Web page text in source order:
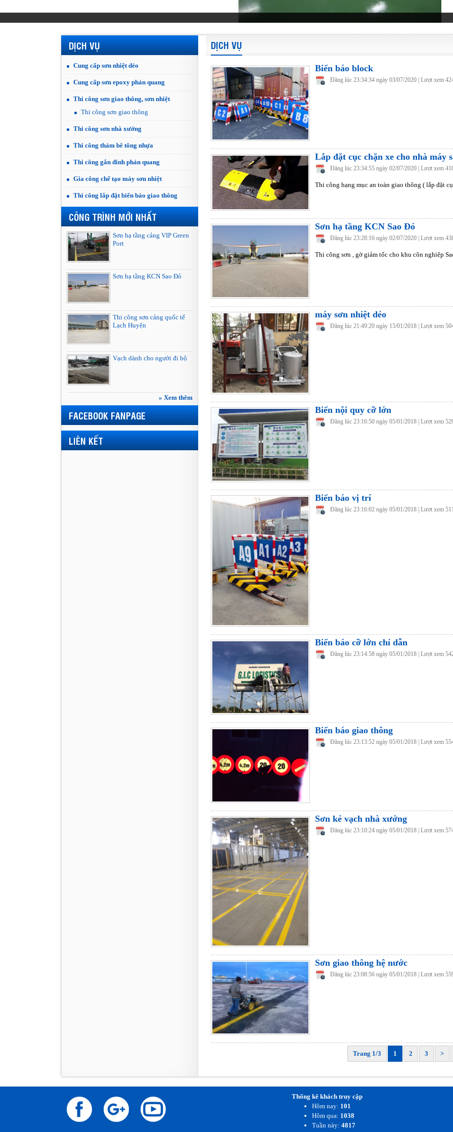
DỊCH VỤ
Biển báo block
Đăng lúc 23:34:34 ngày 03/07/2020 | Lượt xem
Lắp đặt cục chặn xe cho nhà máy
Đăng lúc 23:34:55 ngày 02/07/2020 | Lượt xem
Thi công hạng mục an toàn giao thông ( lắp đặt
Sơn hạ tầng KCN Sao Đỏ
Đăng lúc 23:28:16 ngày 02/07/2020 | Lượt xem
Thi công sơn , gờ giảm tốc cho khu côn nghiệp
máy sơn nhiệt dẻo
Đăng lúc 21:49:20 ngày 15/01/2018 | Lượt xem
Biển nội quy cỡ lớn
Đăng lúc 23:16:50 ngày 05/01/2018 | Lượt xem
Biển báo vị trí
Đăng lúc 23:16:02 ngày 05/01/2018 | Lượt xem
Biển báo cỡ lớn chỉ dẫn
Đăng lúc 23:14:58 ngày 05/01/2018 | Lượt xem
Biển báo giao thông
Đăng lúc 23:13:52 ngày 05/01/2018 | Lượt xem
Sơn kẻ vạch nhà xưởng
Đăng lúc 23:10:24 ngày 05/01/2018 | Lượt xem
Sơn giao thông hệ nước
Đăng lúc 23:08:56 ngày 05/01/2018 | Lượt xem
Trang 1/3 1 2 3 >
DỊCH VỤ
Cung cấp sơn nhiệt dẻo
Cung cấp sơn epoxy phản quang
Thi công sơn giao thông, sơn nhiệt
Thi công sơn giao thông
Thi công sơn nhà xưởng
Thi công thảm bê tông nhựa
Thi công gắn đinh phản quang
Gia công chế tạo máy sơn nhiệt
Thi công lắp đặt biển báo giao thông
CÔNG TRÌNH MỚI NHẤT
Sơn hạ tầng cảng VIP Green
Port
Sơn hạ tầng KCN Sao Đỏ
Thi công sơn cảng quốc tế
Lạch Huyện
Vạch dành cho người đi bộ
» Xem thêm
FACEBOOK FANPAGE
LIÊN KẾT
Thống kê khách truy cập
Hôm nay: 101
Hôm qua: 1038
Tuần này: 4817